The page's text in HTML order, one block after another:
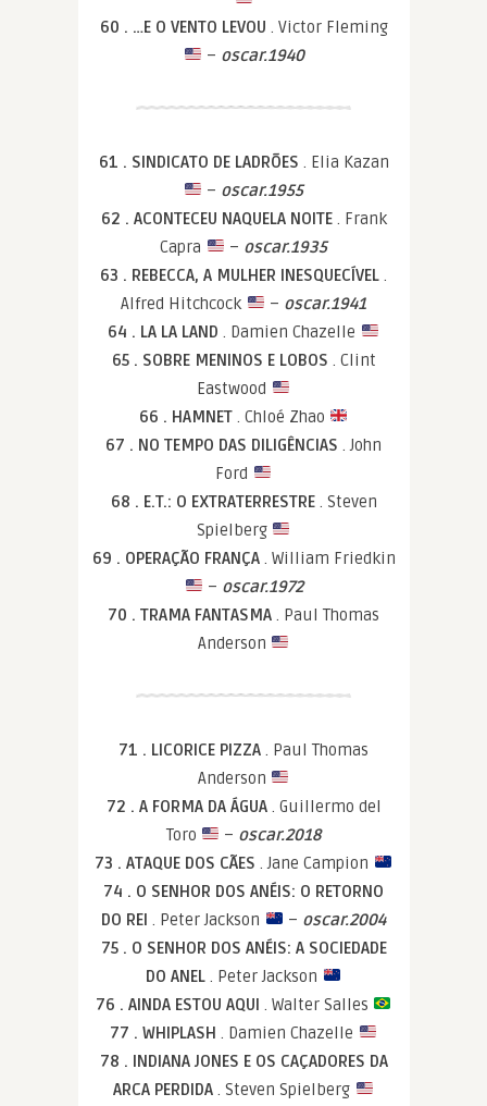
60 . …E O VENTO LEVOU . Victor Fleming
– oscar.1940
61 . SINDICATO DE LADRÕES . Elia Kazan
– oscar.1955
62 . ACONTECEU NAQUELA NOITE . Frank
Capra
– oscar.1935
63 . REBECCA, A MULHER INESQUECÍVEL .
Alfred Hitchcock
– oscar.1941
64 . LA LA LAND. Damien Chazelle
65 . SOBRE MENINOS E LOBOS . Clint
Eastwood
66 . HAMNET . Chloé Zhao
67 . NO TEMPO DAS DILIGÊNCIAS . John
Ford
68 . E.T.: O EXTRATERRESTRE . Steven
Spielberg
69 . OPERAÇÃO FRANÇA . William Friedkin
– oscar.1972
70 . TRAMA FANTASMA . Paul Thomas
Anderson
71 . LICORICE PIZZA . Paul Thomas
Anderson
72 . A FORMA DA ÁGUA . Guillermo del
Toro
– oscar.2018
73 . ATAQUE DOS CÃES. Jane Campion
74 . O SENHOR DOS ANÉIS: O RETORNO
DO REI. Peter Jackson – oscar.2004
75 . O SENHOR DOS ANÉIS: A SOCIEDADE
DO ANEL. Peter Jackson
76 . AINDA ESTOU AQUI . Walter Salles
77 . WHIPLASH. Damien Chazelle
78 . INDIANA JONES E OS CAÇADORES DA
ARCA PERDIDA. Steven Spielberg